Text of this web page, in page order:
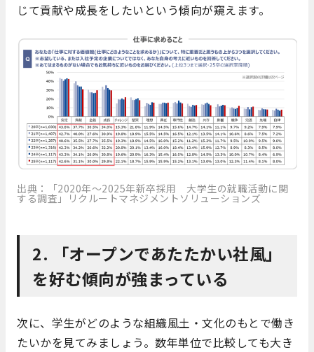
じて貢献や成長をしたいという傾向が窺えます。
出典：「2020年～2025年新卒採用 大学生の就職活動に関
する調査」リクルートマネジメントソリューションズ
2. 「オープンであたたかい社風」
を好む傾向が強まっている
次に、学生がどのような組織風土・文化のもとで働き
たいかを見てみましょう。数年単位で比較しても大き